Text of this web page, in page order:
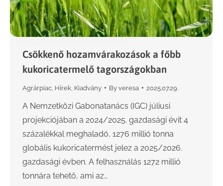
Csökkenő hozamvárakozások a főbb
kukoricatermelő tagországokban
Agrárpiac Hírek Kiadvány By veresa 2025.07.29.
A Nemzetközi Gabonatanács (IGC) júliusi
projekciójában a 2024/2025. gazdasági évit 4
százalékkal meghaladó, 1276 millió tonna
globális kukoricatermést jelez a 2025/2026.
gazdasági évben. A felhasználás 1272 millió
tonnára tehető, ami az…